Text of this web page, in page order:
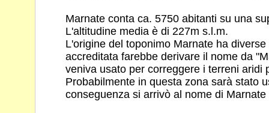
Marnate conta ca. 5750 abitanti su una
L'altitudine media è di 227m s.l.m.
L'origine del toponimo Marnate ha
accreditata farebbe derivare il nome da
veniva usato per correggere i terreni aridi
Probabilmente in questa zona sarà stato
conseguenza si arrivò al nome di